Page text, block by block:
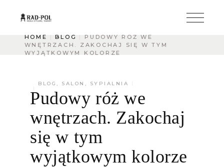
HOME BLOG
PUDOWY RÓŻ WE
WNĘTRZACH. ZAKOCHAJ SIĘ W TYM
WYJĄTKOWYM KOLORZE
BLOG, SALON , SYPIALNIA
Pudowy róż we
wnętrzach. Zakochaj
się w tym
wyjątkowym kolorze